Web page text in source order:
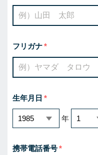
フリガナ
生年月日
年
携帯電話番号